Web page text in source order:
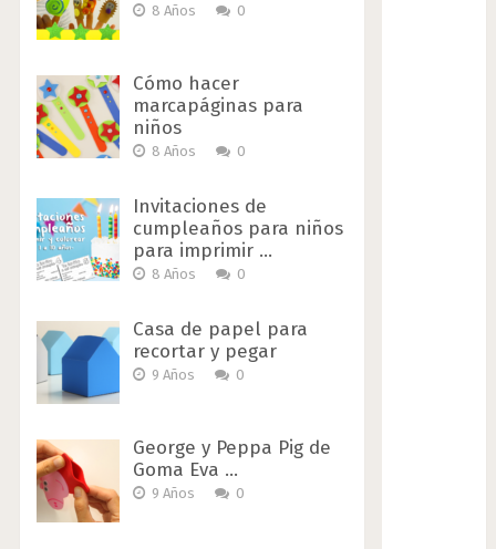
8 Años 0
Cómo hacer
marcapáginas para
niños
8 Años 0
Invitaciones de
cumpleaños para niños
para imprimir …
8 Años 0
Casa de papel para
recortar y pegar
9 Años 0
George y Peppa Pig de
Goma Eva …
9 Años 0